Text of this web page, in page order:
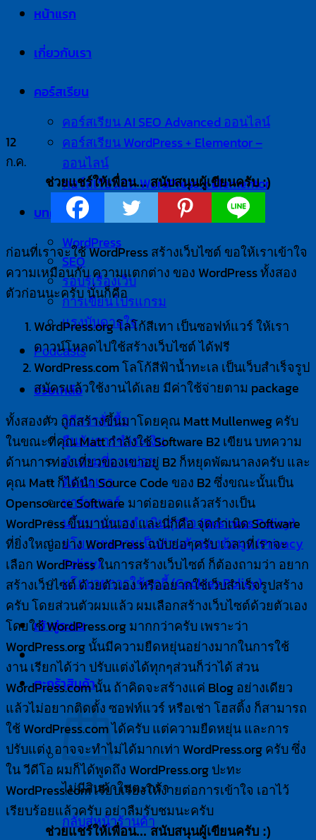
หน้าแรก
เกี่ยวกับเรา
คอร์สเรียน
คอร์สเรียน AI SEO Advanced ออนไลน์
คอร์สเรียน WordPress + Elementor –
ออนไลน์
คอร์สเรียนสด WordPress x Elementor
บทความ
WordPress
SEO
รอบรู้เรื่องเว็บ
การเขียนโปรแกรม
แรงบันดาลใจ
Podcasts
ช่วยเหลือ
วิธีการสั่งซื้อ
ยืนยันการชำระเงิน
คำถามที่ถามบ่อย
ติดต่อเรา
พาร์ทเนอร์
นโยบายการดำเนินธุรกิจ (Business Policy)
นโยบายความเป็นส่วนตัวของข้อมูล (Privacy
Policy)
นโยบายการใช้คุกกี้ (Cookies Policy)
เข้าสู่ระบบ
ตะกร้าสินค้า
ไม่มีสินค้าในตะกร้า
กลับสู่หน้าร้านค้า
12
ก.ค.
ช่วยแชร์ให้เพื่อน... สนับสนุนผู้เขียนครับ :)
ก่อนที่เราจะใช้ WordPress สร้างเว็บไซต์ ขอให้เราเข้าใจ
ความเหมือนกับ ความแตกต่าง ของ WordPress ทั้งสอง
ตัวก่อนนะครับ นั่นก็คือ
WordPress.org โลโก้สีเทา เป็นซอฟท์แวร์ ให้เรา
ดาวน์โหลดไปใช้สร้างเว็บไซต์ ได้ฟรี
WordPress.com โลโก้สีฟ้าน้ำทะเล เป็นเว็บสำเร็จรูป
สมัครแล้วใช้งานได้เลย มีค่าใช้จ่ายตาม package
ทั้งสองตัว ถูกสร้างขึ้นมาโดยคุณ Matt Mullenweg ครับ
ในขณะที่คุณ Matt กำลังใช้ Software B2 เขียน บทความ
ด้านการท่องเที่ยวของเขาอยู่ B2 ก็หยุดพัฒนาลงครับ และ
คุณ Matt ก็ได้นำ Source Code ของ B2 ซึ่งขณะนั้นเป็น
Opensource Software มาต่อยอดแล้วสร้างเป็น
WordPress ขึ้นมานั่นเอง และนี่ก็คือ จุดกำเนิด Software
ที่ยิ่งใหญ่อย่าง WordPress ฉบับย่อๆครับ เวลาที่เราจะ
เลือก WordPress ในการสร้างเว็บไซต์ ก็ต้องถามว่า อยาก
สร้างเว็บไซต์ ด้วยตัวเอง หรืออยากใช้เว็บสำเร็จรูปสร้าง
ครับ โดยส่วนตัวผมแล้ว ผมเลือกสร้างเว็บไซต์ด้วยตัวเอง
โดยใช้ WordPress.org มากกว่าครับ เพราะว่า
WordPress.org นั้นมีความยืดหยุ่นอย่างมากในการใช้
งาน เรียกได้ว่า ปรับแต่งได้ทุกๆส่วนก็ว่าได้ ส่วน
WordPress.com นั้น ถ้าคิดจะสร้างแค่ Blog อย่างเดียว
แล้วไม่อยากติดตั้ง ซอฟท์แวร์ หรือเช่า โฮสติ้ง ก็สามารถ
ใช้ WordPress.com ได้ครับ แต่ความยืดหยุ่น และการ
ปรับแต่ง อาจจะทำไม่ได้มากเท่า WordPress.org ครับ ซึ่ง
ใน วีดีโอ ผมก็ได้พูดถึง WordPress.org ปะทะ
WordPress.com เรียบเรียงให้ง่ายต่อการเข้าใจ เอาไว้
เรียบร้อยแล้วครับ อย่าลืมรับชมนะครับ
ช่วยแชร์ให้เพื่อน... สนับสนุนผู้เขียนครับ :)